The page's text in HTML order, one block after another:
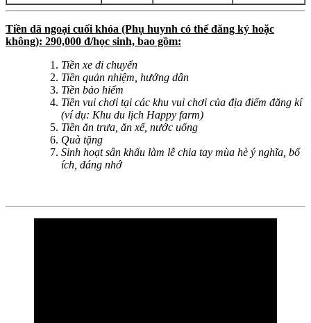
Tiền dã ngoại cuối khóa (Phụ huynh có thể đăng ký hoặc
không): 290,000 đ/học sinh, bao gồm:
Tiền xe di chuyển
Tiền quản nhiệm, hướng dẫn
Tiền bảo hiểm
Tiền vui chơi tại các khu vui chơi của địa điểm đăng kí
(ví dụ: Khu du lịch Happy farm)
Tiền ăn trưa, ăn xế, nước uống
Quà tặng
Sinh hoạt sân khấu làm lễ chia tay mùa hè ý nghĩa, bổ
ích, đáng nhớ